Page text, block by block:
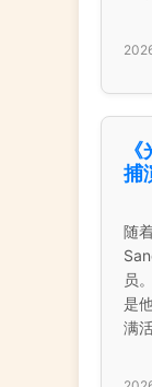
捕
随
员
是
满